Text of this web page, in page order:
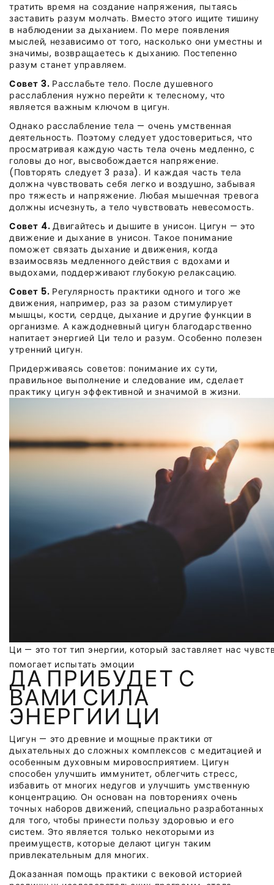
тратить время на создание напряжения, пытаясь
заставить разум молчать. Вместо этого ищите тишину
в наблюдении за дыханием. По мере появления
мыслей, независимо от того, насколько они уместны и
значимы, возвращаетесь к дыханию. Постепенно
разум станет управляем.
Совет 3.Расслабьте тело. После душевного
расслабления нужно перейти к телесному, что
является важным ключом в цигун.
Однако расслабление тела — очень умственная
деятельность. Поэтому следует удостовериться, что
просматривая каждую часть тела очень медленно, с
головы до ног, высвобождается напряжение.
(Повторять следует 3 раза). И каждая часть тела
должна чувствовать себя легко и воздушно, забывая
про тяжесть и напряжение. Любая мышечная тревога
должны исчезнуть, а тело чувствовать невесомость.
Совет 4.Двигайтесь и дышите в унисон. Цигун — это
движение и дыхание в унисон. Такое понимание
поможет связать дыхание и движения, когда
взаимосвязь медленного действия с вдохами и
выдохами, поддерживают глубокую релаксацию.
Совет 5.Регулярность практики одного и того же
движения, например, раз за разом стимулирует
мышцы, кости, сердце, дыхание и другие функции в
организме. А каждодневный цигун благодарственно
напитает энергией Ци тело и разум. Особенно полезен
утренний цигун.
Придерживаясь советов: понимание их сути,
правильное выполнение и следование им, сделает
практику цигун эффективной и значимой в жизни.
Ци — это тот тип энергии, который заставляет нас
помогает испытать эмоции
ДА ПРИБУДЕТ С
ВАМИ СИЛА
ЭНЕРГИИ ЦИ
Цигун — это древние и мощные практики от
дыхательных до сложных комплексов с медитацией и
особенным духовным мировосприятием. Цигун
способен улучшить иммунитет, облегчить стресс,
избавить от многих недугов и улучшить умственную
концентрацию. Он основан на повторениях очень
точных наборов движений, специально разработанных
для того, чтобы принести пользу здоровью и его
систем. Это является только некоторыми из
преимуществ, которые делают цигун таким
привлекательным для многих.
Доказанная помощь практики с вековой историей